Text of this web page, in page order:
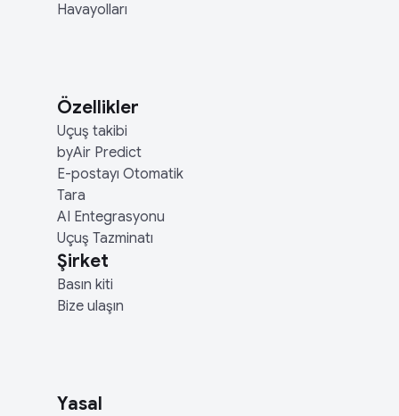
Havayolları
Özellikler
Uçuş takibi
byAir Predict
E-postayı Otomatik
Tara
AI Entegrasyonu
Uçuş Tazminatı
Şirket
Basın kiti
Bize ulaşın
Yasal